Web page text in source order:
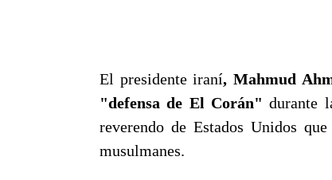
El presidente iraní, Mahmud
"defensa de El Corán" durante
reverendo de Estados Unidos
musulmanes.